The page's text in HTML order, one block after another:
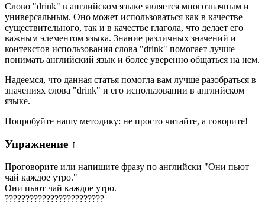
Слово "drink" в английском языке является многозначным и
универсальным. Оно может использоваться как в качестве
существительного, так и в качестве глагола, что делает его
важным элементом языка. Знание различных значений и
контекстов использования слова "drink" помогает лучше
понимать английский язык и более уверенно общаться на нем.
Надеемся, что данная статья помогла вам лучше разобраться в
значениях слова "drink" и его использовании в английском
языке.
Попробуйте нашу методику: не просто читайте, а говорите!
Упражнение ↑
Проговорите или напишите фразу по английски "Они пьют
чай каждое утро."
Они пьют чай каждое утро.
????????????????????????